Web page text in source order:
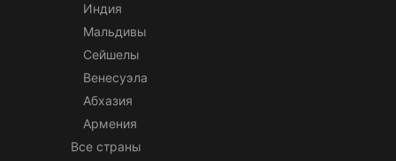
Индия
Мальдивы
Сейшелы
Венесуэла
Абхазия
Армения
Все страны